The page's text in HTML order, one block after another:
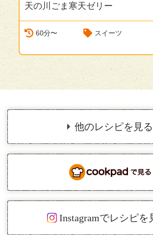
天の川ごま寒天ゼリー
60分〜 スイーツ
他のレシピを見る
Instagramでレシピを